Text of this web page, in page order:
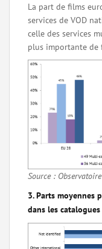
La part de films
services de VOD
celle des services
plus importante de
Source :
3. Parts moyennes
dans les catalogues